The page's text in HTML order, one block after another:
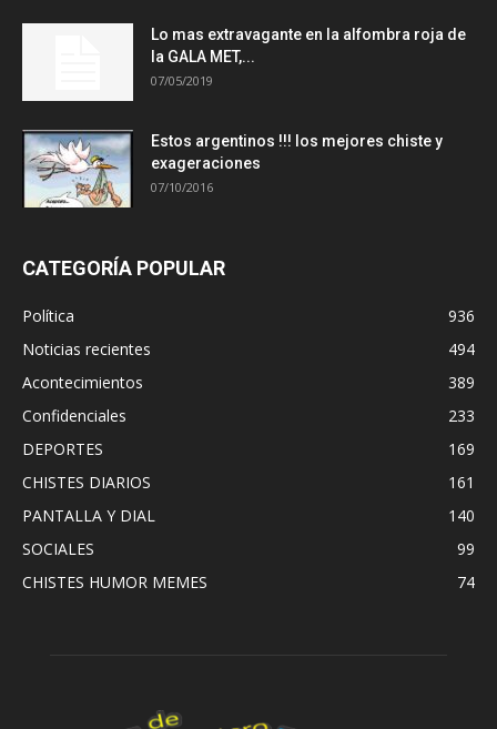
Lo mas extravagante en la alfombra roja de
la GALA MET,...
07/05/2019
Estos argentinos !!! los mejores chiste y
exageraciones
07/10/2016
CATEGORÍA POPULAR
Política
936
Noticias recientes
494
Acontecimientos
389
Confidenciales
233
DEPORTES
169
CHISTES DIARIOS
161
PANTALLA Y DIAL
140
SOCIALES
99
CHISTES HUMOR MEMES
74